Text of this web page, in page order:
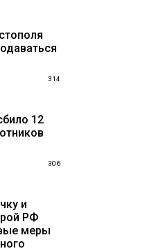
314
12
306
и
РФ
меры